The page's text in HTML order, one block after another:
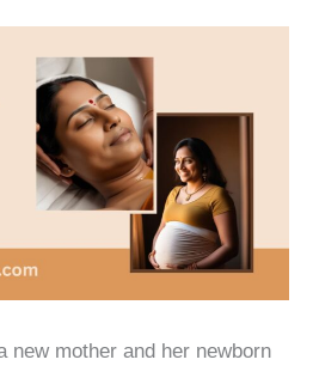
new mother and her newborn